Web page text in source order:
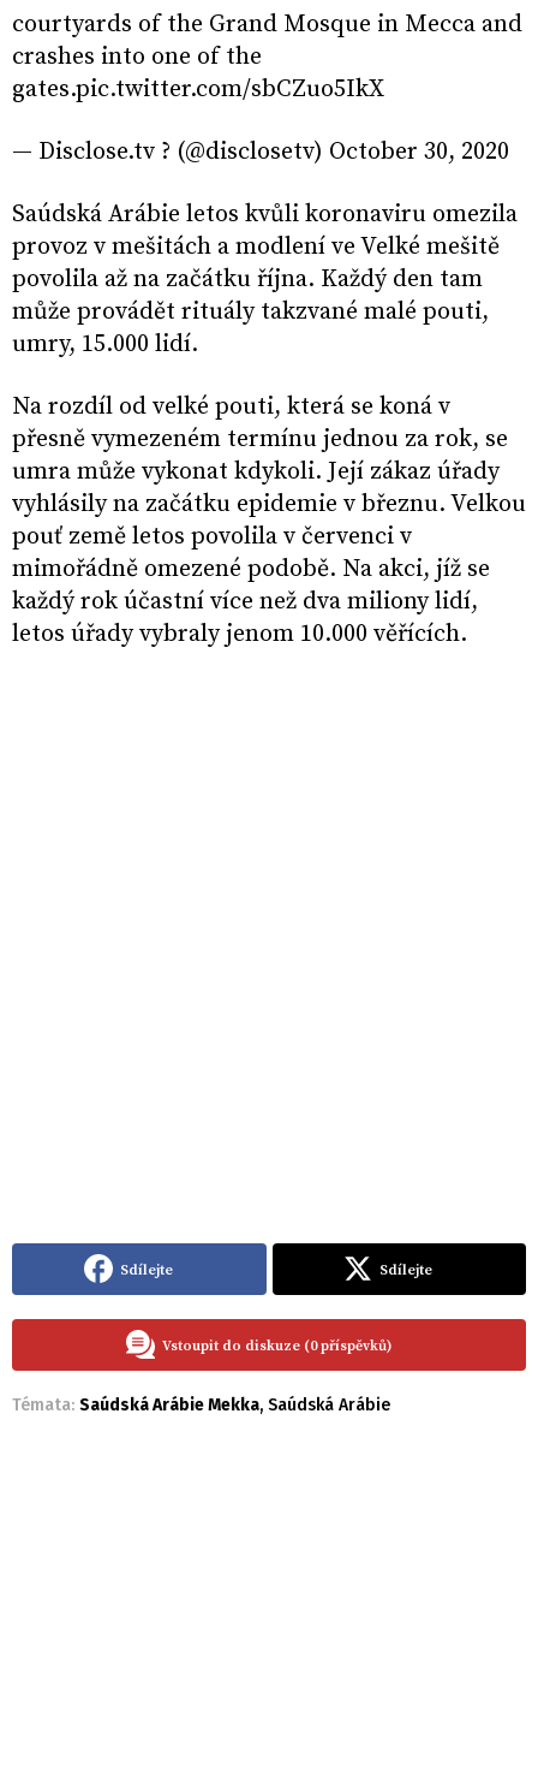
courtyards of the Grand Mosque in Mecca and
crashes into one of the
gates.pic.twitter.com/sbCZuo5IkX
— Disclose.tv ? (@disclosetv) October 30, 2020
Saúdská Arábie letos kvůli koronaviru omezila
provoz v mešitách a modlení ve Velké mešitě
povolila až na začátku října. Každý den tam
může provádět rituály takzvané malé pouti,
umry, 15.000 lidí.
Na rozdíl od velké pouti, která se koná v
přesně vymezeném termínu jednou za rok, se
umra může vykonat kdykoli. Její zákaz úřady
vyhlásily na začátku epidemie v březnu. Velkou
pouť země letos povolila v červenci v
mimořádně omezené podobě. Na akci, jíž se
každý rok účastní více než dva miliony lidí,
letos úřady vybraly jenom 10.000 věřících.
Sdílejte Sdílejte
Vstoupit do diskuze (0 příspěvků)
Témata: Saúdská Arábie Mekka, Saúdská Arábie